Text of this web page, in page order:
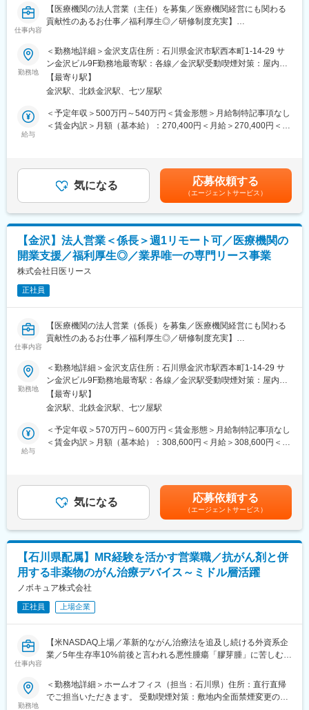
変更の範囲：会社の定める業務
仕事内容
【医療機関の法人営業（主任）を募集／医療機関経営にも関わる
貢献性のあるお仕事／福利厚生◎／研修制度充実】
【はじめに】
今回は部署の増員を目的に、法人営業担当を募集します。医療機
関や開業をお考えの医師などに対して、リース商品の提案をメイ
ンでお任せします。
【当社のリースについて】
医療機器を中心に必需品を4～5年の期間でリース契約（貸出）を
（MRIや手術用機器など）メインとするほか、開業の際の資金や
物件などです。
するリース提案営業をご担当いただきます。
■既存・ルート営業（5～6割）：
既存顧客へのリース商品の提案や追加取引を獲得し、継続的にサ
ポートいただきます。
■新規営業（4～5割）：
《新規開業支援》
開業を予定している医師に対し、医療機器メーカーやコンサルタ
ントと協力して、開業の支援をします。集患シュミレーションで
ある診療圏の分析、収益予測のノウハウがあり、付加価値の高い
《既設新規先》
すでに開業している医療機関等との取引を開拓します。リースや
分割払いでの取引を提案し、医療機器の円滑な導入や、省エネ設
より取引の獲得を目指します。
対して幅広く提案ができるため、当社で完結させることが可能で
す。
【研修体制】
配属店で2ヶ月の研修があり、リースや医療業界の基礎知識、OJT
での外訪・事務処理を習得いただきます。
【おすすめポイント】
■やりがい・貢献性◎
医療機関にとって、施設運営に関わる機器や物品などは金額が大
す。
■充実した福利厚生◎
に利用可）など、嬉しい福利厚生制度がございます。
勤務地
＜勤務地詳細＞金沢支店住所：石川県金沢市駅西本町1-14-29 サ
ン金沢ビル9F勤務地最寄駅：各線／金沢駅受動喫煙対策：屋内全
面禁煙変更の範囲：会社の定める事業所（リモートワーク含む）
【最寄り駅】
金沢駅、北鉄金沢駅、七ツ屋駅
給与
＜予定年収＞500万円～540万円＜賃金形態＞月給制特記事項なし
＜賃金内訳＞月額（基本給）：270,400円＜月給＞270,400円＜昇
気になる 応募依頼する
（エージェントサービス）
【金沢】法人営業＜係長＞週1リモート可／医療機関の
開業支援／福利厚生◎／業界唯一の専門リース事業
株式会社日医リース
正社員
仕事内容
【医療機関の法人営業（係長）を募集／医療機関経営にも関わる
貢献性のあるお仕事／福利厚生◎／研修制度充実】
【はじめに】
今回は部署の増員を目的に、法人営業担当を募集します。医療機
関や開業をお考えの医師などに対して、リース商品の提案をメイ
ンでお任せします。
【当社のリースについて】
医療機器を中心に必需品を4～5年の期間でリース契約（貸出）を
（MRIや手術用機器など）メインとするほか、開業の際の資金や
物件などです。
するリース提案営業をご担当いただきます。
■既存・ルート営業（5～6割）：
既存顧客へのリース商品の提案や追加取引を獲得し、継続的にサ
ポートいただきます。
■新規営業（4～5割）：
《新規開業支援》
開業を予定している医師に対し、医療機器メーカーやコンサルタ
ントと協力して、開業の支援をします。集患シュミレーションで
ある診療圏の分析、収益予測のノウハウがあり、付加価値の高い
《既設新規先》
勤務地
＜勤務地詳細＞金沢支店住所：石川県金沢市駅西本町1-14-29 サ
ン金沢ビル9F勤務地最寄駅：各線／金沢駅受動喫煙対策：屋内全
面禁煙変更の範囲：会社の定める事業所（リモートワーク含む）
【最寄り駅】
金沢駅、北鉄金沢駅、七ツ屋駅
給与
＜予定年収＞570万円～600万円＜賃金形態＞月給制特記事項なし
＜賃金内訳＞月額（基本給）：308,600円＜月給＞308,600円＜昇
気になる 応募依頼する
（エージェントサービス）
【石川県配属】MR経験を活かす営業職／抗がん剤と併
用する非薬物のがん治療デバイス～ミドル層活躍
ノボキュア株式会社
正社員 上場企業
仕事内容
【米NASDAQ上場／革新的ながん治療法を追及し続ける外資系企
業／5年生存率10%前後と言われる悪性腫瘍「膠芽腫」に苦しむ患
＼MR経験が活かせます／
勤務地
＜勤務地詳細＞ホームオフィス（担当：石川県）住所：直行直帰
でご担当いただきます。 受動喫煙対策：敷地内全面禁煙変更の範